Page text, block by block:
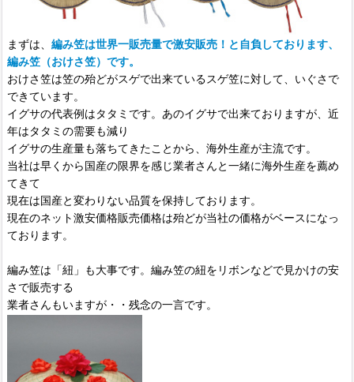
まずは、 編み笠は世界一販売量で激安販売！と自負しております、
編み笠（おけさ笠）です。
おけさ笠は笠の殆どがスゲで出来ているスゲ笠に対して、いぐさで
できています。
イグサの代表例はタタミです。あのイグサで出来ておりますが、近
年はタタミの需要も減り
イグサの生産量も落ちてきたことから、海外生産が主流です。
当社は早くから国産の限界を感じ業者さんと一緒に海外生産を薦め
てきて
現在は国産と変わりない品質を保持しております。
現在のネット激安価格販売価格は殆どが当社の価格がベースになっ
ております。
編み笠は「紐」も大事です。編み笠の紐をリボンなどで見かけの安
さで販売する
業者さんもいますが・・残念の一言です。